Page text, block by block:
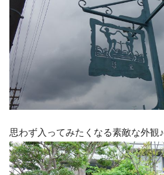
思わず入ってみたくなる素敵な外観♪